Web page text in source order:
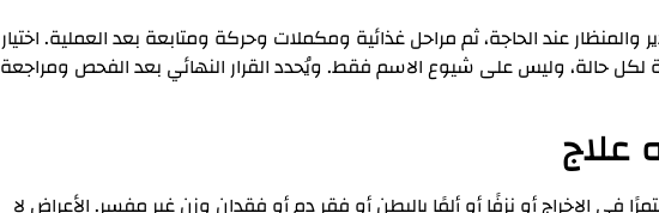
عند الحاجة، ثم مراحل غذائية ومكملات وحركة ومتابعة بعد العملية. اختيار
لكل حالة، وليس على شيوع الاسم فقط. ويُحدد القرار النهائي بعد الفحص ومراجعة